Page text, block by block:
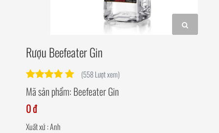
Rượu Beefeater Gin
(558 Lượt xem)
Mã sản phẩm: Beefeater Gin
0 đ
Xuất xứ : Anh